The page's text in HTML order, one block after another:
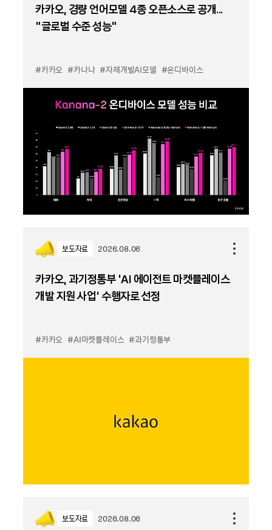
카카오, 경량 언어모델 4종 오픈소스로 공개...
“글로벌 수준 성능”
#카카오 #카나나 #자체개발AI모델 #온디바이스
보도자료 2026.08.06
카카오, 과기정통부 ‘AI 에이전트 마켓플레이스
개발 지원 사업’ 수행자로 선정
#카카오 #AI마켓플레이스 #과기정통부
보도자료 2026.08.06